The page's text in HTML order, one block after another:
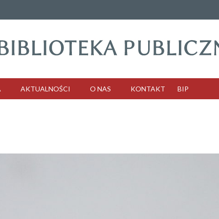
AKTUALNOŚCI O NAS KONTAKT BIP